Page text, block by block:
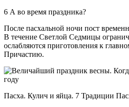
6 А во время праздника?
После пасхальной ночи пост
В течение Светлой Седмицы
ослабляются приготовления к
Причастию.
Пасха. Кулич и яйца. 7 Традиции